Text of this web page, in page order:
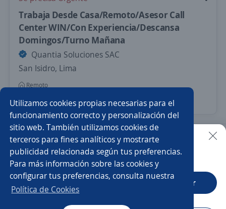
Trabaja Desde Casa/Remoto/Asesor Call
Center WIN/Con Experiencia/Descansa
Domingos/Turno Mañana
Quantia Soluciones SAC
San Isidro, Lima
Remoto
Ayer
Nuevas ofertas de empleo Avísame
Empleos similares
Back office Atención al cliente
Buscar es más fácil en la app
CT App Abrir
Utilizamos cookies propias necesarias para el
funcionamiento correcto y personalización del
sitio web. También utilizamos cookies de
terceros para fines analíticos y mostrarte
publicidad relacionada según tus preferencias.
Para más información sobre las cookies y
configurar tus preferencias, consulta nuestra
Política de Cookies